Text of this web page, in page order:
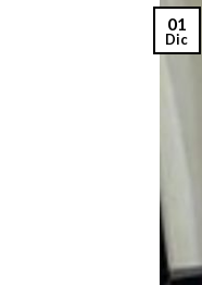
01
Dic